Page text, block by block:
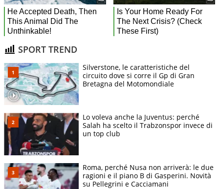
SPORT TREND
Silverstone, le caratteristiche del
circuito dove si corre il Gp di Gran
Bretagna del Motomondiale
Lo voleva anche la Juventus: perché
Salah ha scelto il Trabzonspor invece di
un top club
Roma, perché Nusa non arriverà: le due
ragioni e il piano B di Gasperini. Novità
su Pellegrini e Cacciamani